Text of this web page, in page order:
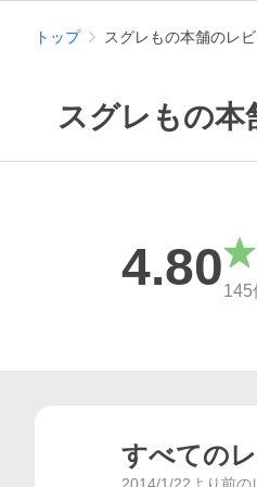
トップ スグレもの本舗のレ
スグレもの本
総合評価
4.80145
すべての